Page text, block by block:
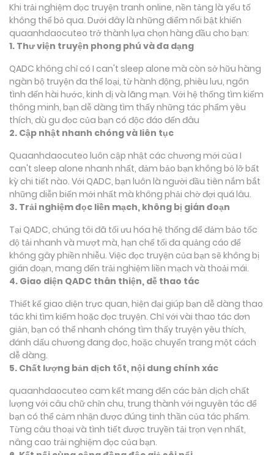
Khi trải nghiệm đọc truyện tranh online, nền tảng là yếu tố
không thể bỏ qua. Dưới đây là những điểm nổi bật khiến
quaanhdaocuteo trở thành lựa chọn hàng đầu cho bạn:
1. Thư viện truyện phong phú và đa dạng
QADC không chỉ có I can't sleep alone mà còn sở hữu hàng
ngàn bộ truyện đa thể loại, từ hành động, phiêu lưu, ngôn
tình đến hài hước, kinh dị và lãng mạn. Với hệ thống tìm kiếm
thông minh, bạn dễ dàng tìm thấy những tác phẩm yêu
thích, dù gu đọc của bạn có độc đáo đến đâu
2. Cập nhật nhanh chóng và liên tục
Quaanhdaocuteo luôn cập nhật các chương mới của I
can't sleep alone nhanh nhất, đảm bảo bạn không bỏ lỡ bất
kỳ chi tiết nào. Với QADC, bạn luôn là người đầu tiên nắm bắt
những diễn biến mới nhất mà không phải chờ đợi quá lâu.
3. Trải nghiệm đọc liền mạch, không bị gián đoạn
Tại QADC, chúng tôi đã tối ưu hóa hệ thống để đảm bảo tốc
độ tải nhanh và mượt mà, hạn chế tối đa quảng cáo để
không gây phiền nhiễu. Việc đọc truyện của bạn sẽ không bị
gián đoạn, mang đến trải nghiệm liền mạch và thoải mái.
4. Giao diện QADC thân thiện, dễ thao tác
Thiết kế giao diện trực quan, hiện đại giúp bạn dễ dàng thao
tác khi tìm kiếm hoặc đọc truyện. Chỉ với vài thao tác đơn
giản, bạn có thể nhanh chóng tìm thấy truyện yêu thích,
đánh dấu chương đang đọc, hoặc chuyển trang một cách
dễ dàng.
5. Chất lượng bản dịch tốt, nội dung chính xác
quaanhdaocuteo cam kết mang đến các bản dịch chất
lượng với câu chữ chỉn chu, trung thành với nguyên tác để
bạn có thể cảm nhận được đúng tinh thần của tác phẩm.
Từng câu thoại và tình tiết được truyền tải trọn vẹn nhất,
nâng cao trải nghiệm đọc của bạn.